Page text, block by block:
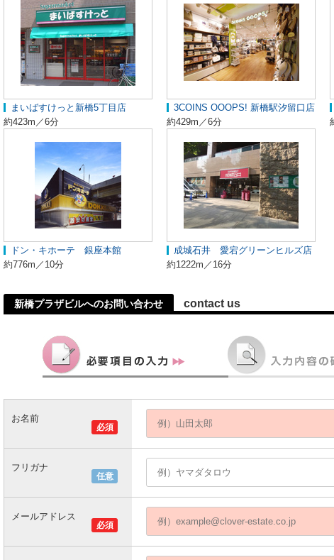
まいばすけっと新橋5丁目店
約423m／6分
3COINS OOOPS! 新橋駅汐留口店
約429m／6分
ドン・キホーテ 銀座本館
約776m／10分
成城石井 愛宕グリーンヒルズ店
約1222m／16分
新橋プラザビルへのお問い合わせ contact us
必須
お名前
任意
フリガナ
必須
メールアドレス